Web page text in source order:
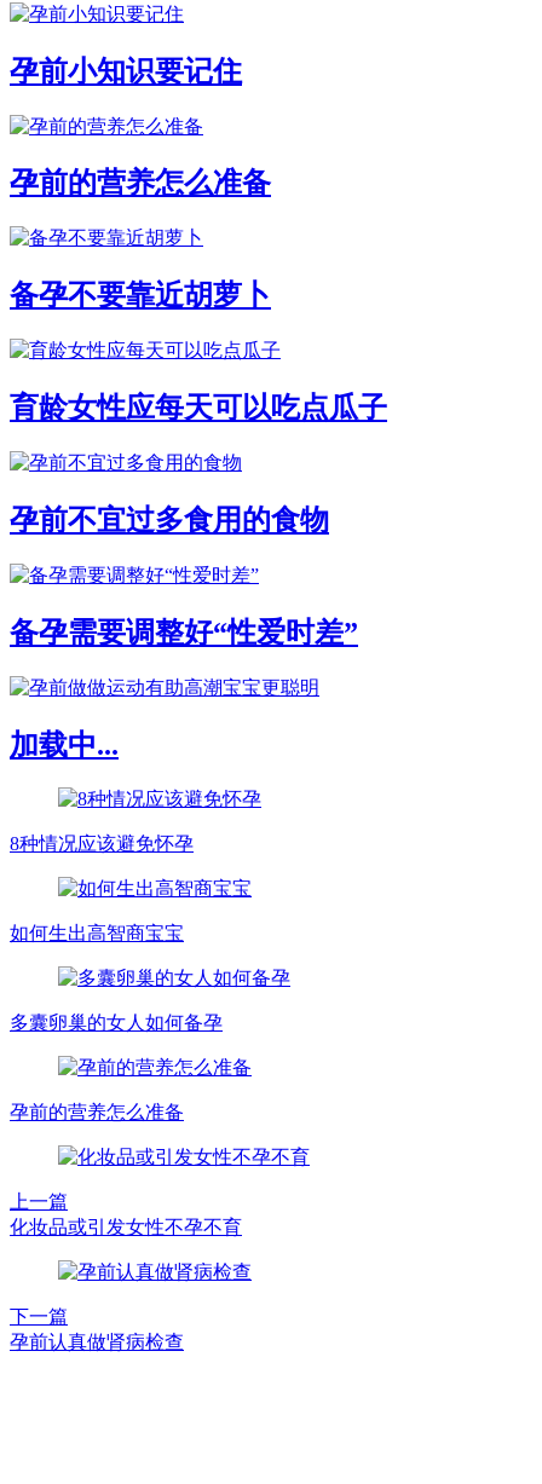
孕前小知识要记住
孕前的营养怎么准备
备孕不要靠近胡萝卜
育龄女性应每天可以吃点瓜子
孕前不宜过多食用的食物
备孕需要调整好“性爱时差”
加载中...
8种情况应该避免怀孕
如何生出高智商宝宝
多囊卵巢的女人如何备孕
孕前的营养怎么准备
上一篇
化妆品或引发女性不孕不育
下一篇
孕前认真做肾病检查